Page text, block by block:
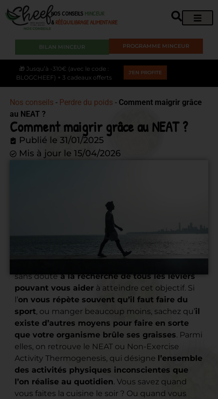
NOS CONSEILS MINCEUR
&RÉÉQUILIBRAGE ALIMENTAIRE
PROGRAMME MINCEUR
BILAN MINCEUR
🎁 Jusqu’à -310€ (avec le code :
BLOGCHEEF) + 3 cadeaux offerts
J'EN PROFITE
Nos conseils - Perdre du poids - Comment maigrir grâce
au NEAT ?
Comment maigrir grâce au NEAT ?
Publié le 31/01/2025
Mis à jour le 15/04/2026
sans douteà la recherche de tous les leviers
pouvant vous aider à atteindre cet objectif. Si
l’on vous répète souvent qu’il faut faire du
sport, ou manger beaucoup moins, sachez qu’il
existe d’autres moyens pour faire en sorte
que votre organisme brûle ses graisses. Parmi
elles, on retrouve le NEAT ou Non-Exercise
Activity Thermogenesis, qui désigne l’ensemble
des activités physiques inconscientes que
l’on réalise au quotidien. Vous savez quand
vous faites la cuisine le soir ? Ou quand vous